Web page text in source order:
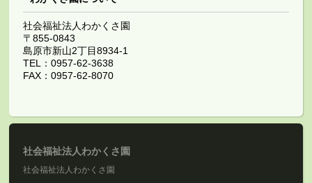
社会福祉法人わかくさ園
〒855-0843
島原市新山2丁目8934-1
TEL：0957-62-3638
FAX：0957-62-8070
社会福祉法人わかくさ園
社会福祉法人わかくさ園